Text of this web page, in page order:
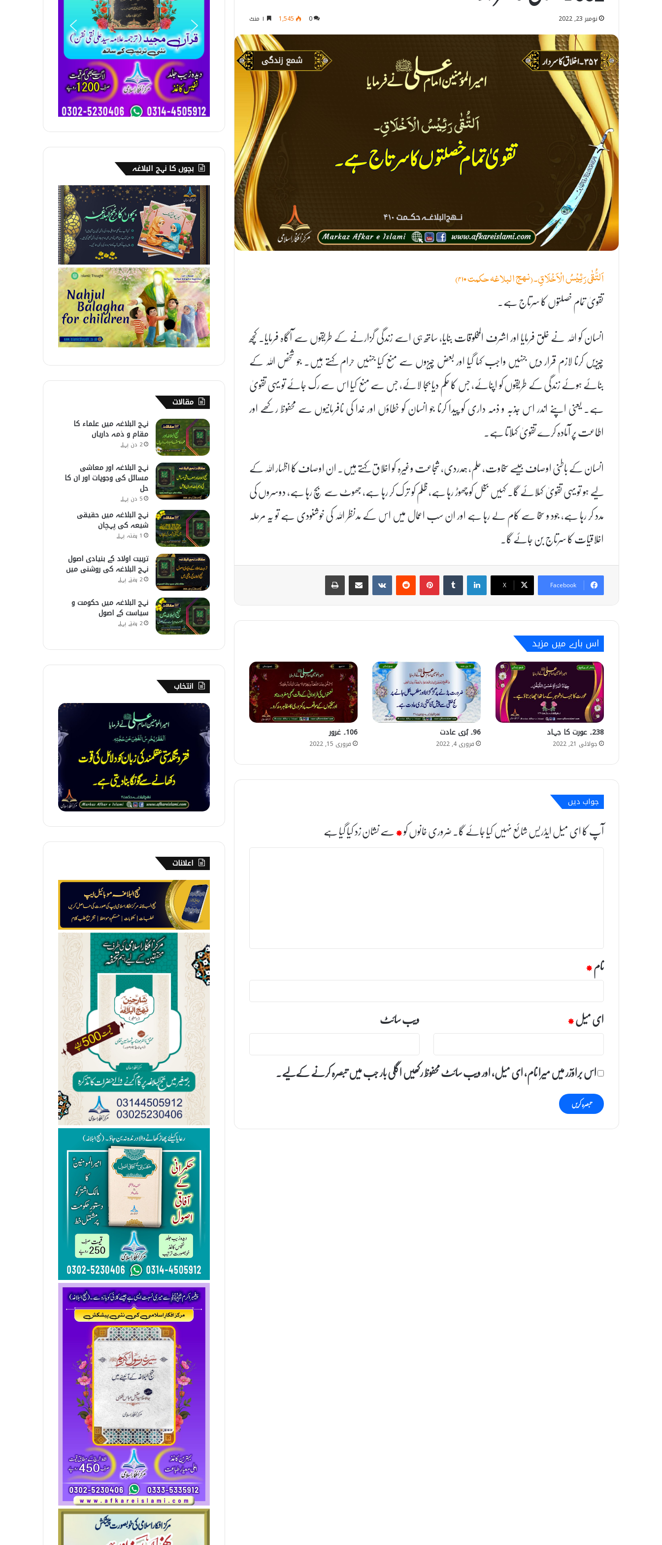
نومبر 23, 2022 0
1,545
اَلتُّقٰى رَئِيْسُ الْاَخْلَاقِ۔(نہج البلاغہ حکمت ۴۱۰)
تقویٰ تمام خصلتوں کا سرتاج ہے۔
انسان کو اللہ نے خلق فرمایا اور اشرف المخلوقات بنایا، ساتھ ہی اسے زندگی گزارنے کے طریقوں سے آگاہ فرمایا۔ کچھ
چیزیں کرنا لازم قرار دیں جنہیں واجب کہا گیا اور بعض چیزوں سے منع کیا جنہیں حرام کہتے ہیں۔ جو شخص اللہ کے
بنائے ہوئے زندگی کے طریقوں کو اپنائے، جس کا حکم دیا بجا لائے، جس سے منع کیا اس سے رک جائے تو یہی تقویٰ
ہے۔ یعنی اپنے اندر اس جذبہ و ذمہ داری کو پیدا کرنا جو انسان کو خطاؤں اور خدا کی نافرمانیوں سے محفوظ رکھے اور
اطاعت پر آمادہ کرے تقویٰ کہلاتا ہے۔
انسان کے باطنی اوصاف جیسے سخاوت، حلم، ہمدردی، شجاعت وغیرہ کو اخلاق کہتے ہیں۔ ان اوصاف کا اظہار اللہ کے
لیے ہو تو یہی تقویٰ کہلائے گا۔ کہیں بخل کو چھوڑ رہا ہے، ظلم کو ترک کر رہا ہے، جھوٹ سے بچ رہا ہے، دوسروں کی
مدد کر رہا ہے، جود و سخا سے کام لے رہا ہے اور ان سب اعمال میں اس کے مدنظر اللہ کی خوشنودی ہے تو یہ مرحلہ
اخلاقیات کا سرتاج بن جائے گا۔
Facebook
X
اس بارے میں مزید
238۔ عورت کا جہاد
جولائی 21, 2022
96۔ بُری عادت
فروری 4, 2022
106۔ غرور
فروری 15, 2022
جواب دیں
آپ کا ای میل ایڈریس شائع نہیں کیا جائے گا۔ضروری خانوں کو*سے نشان زد کیا گیا ہے
ت
نام*
ای میل* ویب‌ سائٹ
اس براؤزر میں میرا نام، ای میل، اور ویب سائٹ محفوظ رکھیں اگلی بار جب میں تبصرہ کرنے کےلیے۔
بچوں کا نہج البلاغہ
مقالات
نہج البلاغہ میں علماء کا
مقام و ذمہ داریاں
2 دن پہلے
نہج البلاغہ اور معاشی
مسائل کی وجوہات اور ان کا
حل
5 دن پہلے
نہج البلاغہ میں حقیقی
شیعہ کی پہچان
1 ہفتہ پہلے
تربیت اولاد کے بنیادی اصول
نہج البلاغہ کی روشنی میں
2 ہفتے پہلے
نہج البلاغہ میں حکومت و
سیاست کے اصول
2 ہفتے پہلے
انتخاب
1
0
۔
ف
ق
ر
اعلانات